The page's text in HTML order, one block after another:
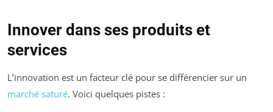
Innover dans ses produits et
services
L’innovation est un facteur clé pour se différencier sur un
marché saturé. Voici quelques pistes :